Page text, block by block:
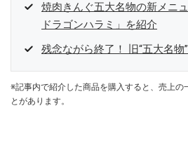
焼肉きんぐ五大名物の新メニ
ドラゴンハラミ」を紹介
残念ながら終了！ 旧“五大名物
※記事内で紹介した商品を購入すると、売上の
とがあります。